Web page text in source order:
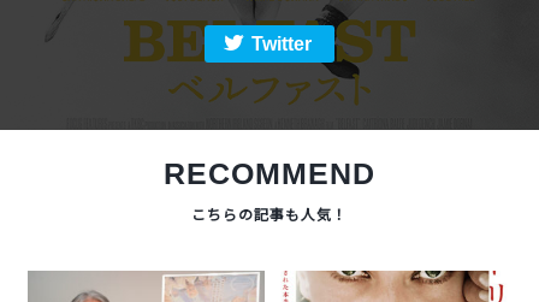
Twitter
RECOMMEND